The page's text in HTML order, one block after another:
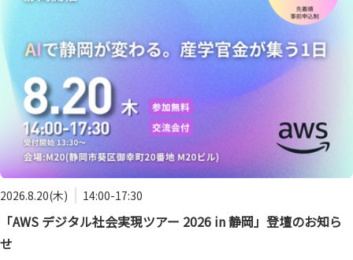
2026.8.20(木) 14:00-17:30
「AWS デジタル社会実現ツアー 2026 in 静岡」登壇のお知ら
せ